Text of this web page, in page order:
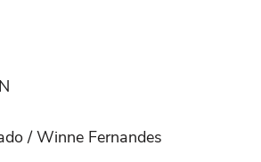
/ Winne Fernandes